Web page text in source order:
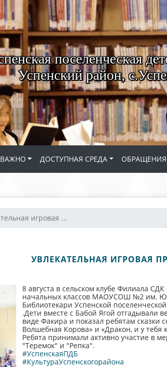
поселенческая
Успенский район,
ВАЖНО ДОСТУПНАЯ СРЕДА
игровая ...
УВЛЕКАТЕЛЬНАЯ ИГРОВАЯ
8 августа в сельском клубе Филиала
начальных классов МАОУСОШ №2 им. Ю.
Библиотекари Успенской
.Дети вместе с Бабой Ягой отгадывали
виде Факира и показал ребятам сказки
Волшебная Корова» и «Дракон, и у тебя
Ребята принимали активно участие в
"Теремок" и "Репка".
#УспенскаяПДБ
#КультураУспенскогорайона